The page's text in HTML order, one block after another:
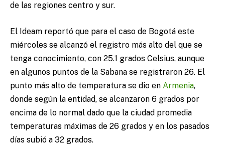
de las regiones centro y sur.
El Ideam reportó que para el caso de Bogotá este
miércoles se alcanzó el registro más alto del que se
tenga conocimiento, con 25.1 grados Celsius, aunque
en algunos puntos de la Sabana se registraron 26. El
punto más alto de temperatura se dio en Armenia,
donde según la entidad, se alcanzaron 6 grados por
encima de lo normal dado que la ciudad promedia
temperaturas máximas de 26 grados y en los pasados
días subió a 32 grados.